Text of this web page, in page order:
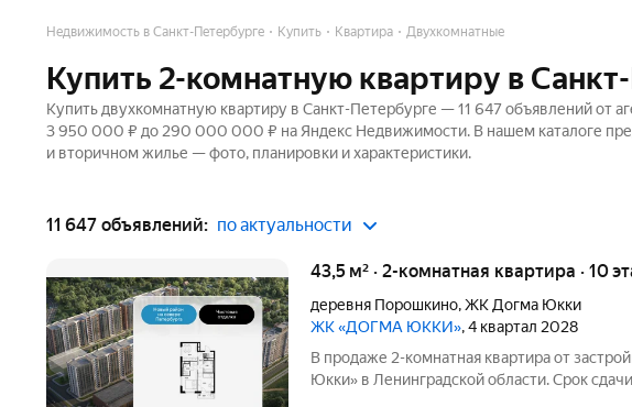
Недвижимость в Санкт-Петербурге Купить Квартира Двухкомнатные
Купить 2-комнатную квартиру в
Купить двухкомнатную квартиру в Санкт-Петербурге — 11 647 объявлений от
3 950 000 ₽ до 290 000 000 ₽ на Яндекс Недвижимости. В нашем каталоге
и вторичном жилье — фото, планировки и характеристики.
11 647 объявлений: по актуальности
43,5 м² · 2-комнатная квартира · 10
деревня Порошкино,ЖК Догма Юкки
ЖК «ДОГМА ЮККИ», 4 квартал 2028
В продаже 2-комнатная квартира от
Юкки» в Ленинградской области. Срок